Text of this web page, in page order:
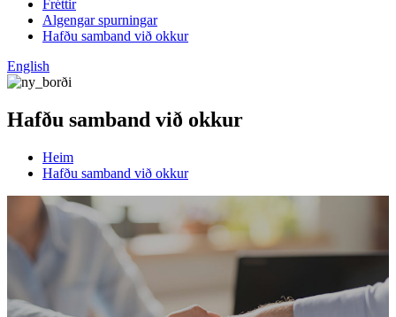
Fréttir
Algengar spurningar
Hafðu samband við okkur
English
Hafðu samband við okkur
Heim
Hafðu samband við okkur